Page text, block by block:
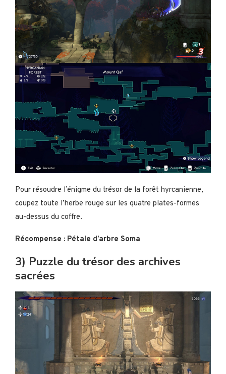
Pour résoudre l’énigme du trésor de la forêt hyrcanienne,
coupez toute l’herbe rouge sur les quatre plates-formes
au-dessus du coffre.
Récompense : Pétale d’arbre Soma
3) Puzzle du trésor des archives
sacrées